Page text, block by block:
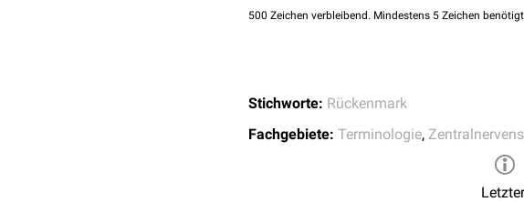
500 Zeichen verbleibend. Mindestens 5 Zeichen
Stichworte: Rückenmark
Fachgebiete: Terminologie,